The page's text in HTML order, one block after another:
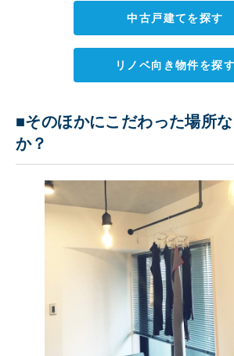
中古戸建てを探す
リノベ向き物件を探す
■そのほかにこだわった場所
か？